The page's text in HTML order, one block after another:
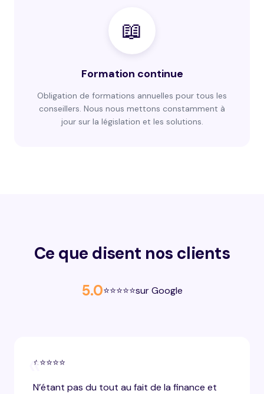
📖
Formation continue
Obligation de formations annuelles pour tous les
conseillers. Nous nous mettons constamment à
jour sur la législation et les solutions.
Ce que disent nos clients
5.0⭐⭐⭐⭐⭐sur Google
«
⭐⭐⭐⭐⭐
N’étant pas du tout au fait de la finance et